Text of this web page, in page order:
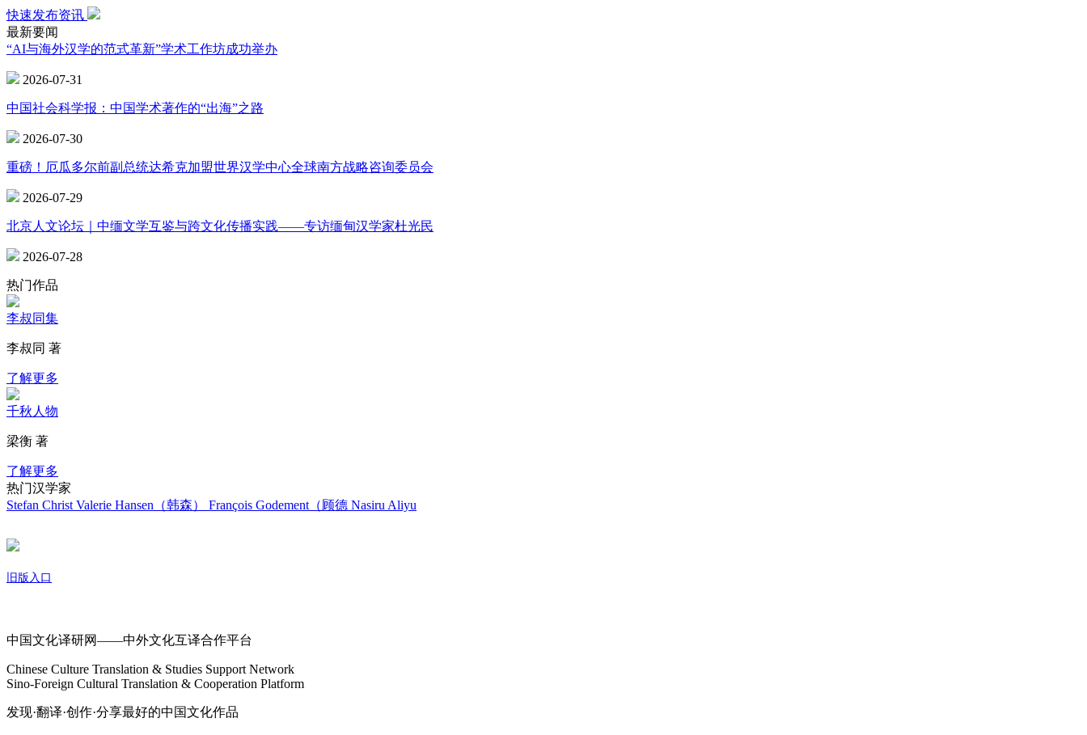
快速发布资讯
最新要闻
“AI与海外汉学的范式革新”学术工作坊成功举办
2026-07-31
中国社会科学报：中国学术著作的“出海”之路
2026-07-30
重磅！厄瓜多尔前副总统达希克加盟世界汉学中心全球南方战略咨询委员会
2026-07-29
北京人文论坛｜中缅文学互鉴与跨文化传播实践——专访缅甸汉学家杜光民
2026-07-28
热门作品
李叔同集
李叔同 著
了解更多
千秋人物
梁衡 著
了解更多
热门汉学家
Stefan Christ Valerie Hansen（韩森） François Godement（顾德 Nasiru Aliyu
旧版入口
中国文化译研网——中外文化互译合作平台
Chinese Culture Translation & Studies Support Network
Sino-Foreign Cultural Translation & Cooperation Platform
发现·翻译·创作·分享最好的中国文化作品